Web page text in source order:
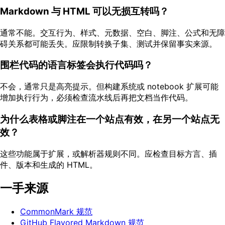
Markdown 与 HTML 可以无损互转吗？
通常不能。交互行为、样式、元数据、空白、脚注、公式和无障
碍关系都可能丢失。应限制转换子集、测试并保留事实来源。
围栏代码的语言标签会执行代码吗？
不会，通常只是高亮提示。但构建系统或 notebook 扩展可能
增加执行行为，必须检查流水线后再把文档当作代码。
为什么表格或脚注在一个站点有效，在另一个站点无
效？
这些功能属于扩展，或解析器规则不同。应检查目标方言、插
件、版本和生成的 HTML。
一手来源
CommonMark 规范
GitHub Flavored Markdown 规范